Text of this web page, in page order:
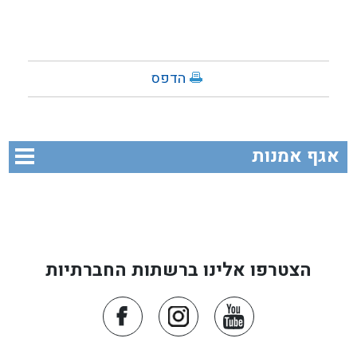
הדפס
אגף אמנות
הצטרפו אלינו ברשתות החברתיות